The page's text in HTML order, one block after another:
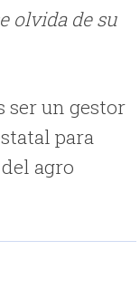
olvida de su
ser un gestor
para
agro